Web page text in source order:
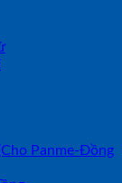
Panme-Đồng